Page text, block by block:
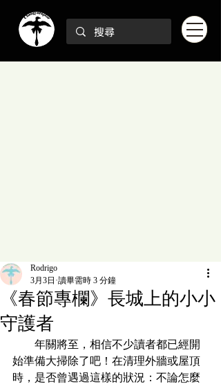
《春節專欄》長城上的小小
守護者
Rodrigo
3月3日 讀畢需時 3 分鐘
始準備大掃除了吧！在清理外牆或屋頂
時，是否曾遇過這樣的狀況：不論怎麼